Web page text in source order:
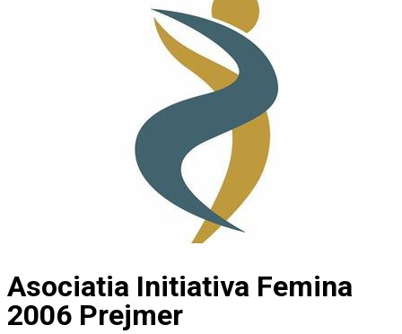
Asociatia Initiativa Femina
2006 Prejmer